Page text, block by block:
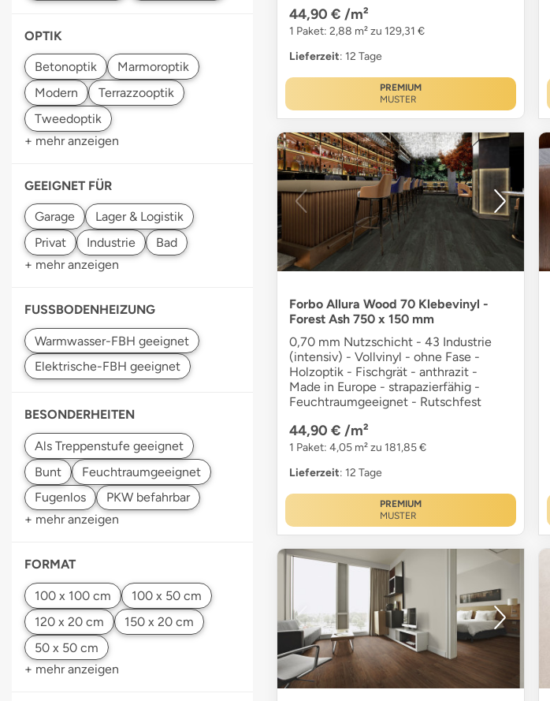
OPTIK
+ mehr anzeigen
GEEIGNET FÜR
+ mehr anzeigen
FUSSBODENHEIZUNG
BESONDERHEITEN
+ mehr anzeigen
FORMAT
+ mehr anzeigen
44,90 € /m²
1 Paket: 2,88 m² zu 129,31 €
Lieferzeit: 12 Tage
PREMIUM
MUSTER
Forbo Allura Wood 70 Klebevinyl -
Forest Ash 750 x 150 mm
0,70 mm Nutzschicht - 43 Industrie
(intensiv) - Vollvinyl - ohne Fase -
Holzoptik - Fischgrät - anthrazit -
Made in Europe - strapazierfähig -
Feuchtraumgeeignet - Rutschfest
44,90 € /m²
1 Paket: 4,05 m² zu 181,85 €
Lieferzeit: 12 Tage
PREMIUM
MUSTER